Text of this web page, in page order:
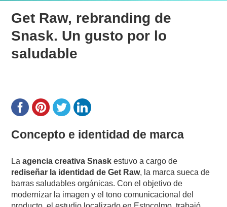
Get Raw, rebranding de
Snask. Un gusto por lo
saludable
Concepto e identidad de marca
Laagencia creativa Snask estuvo a cargo de
rediseñar la identidad de Get Raw, la marca sueca de
barras saludables orgánicas.Con el objetivo de
modernizar la imagen y el tono comunicacional del